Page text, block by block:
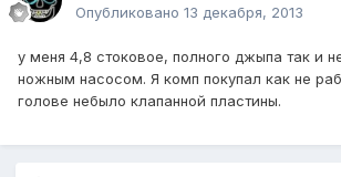
Опубликовано 13 декабря, 2013
у меня 4,8 стоковое, полного джыпа так и
ножным насосом. Я комп покупал как не
голове небыло клапанной пластины.